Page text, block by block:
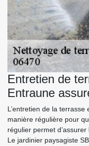
Entretien de
Entraune
L’entretien de la
manière régulière pour
régulier permet
Le jardinier paysagiste